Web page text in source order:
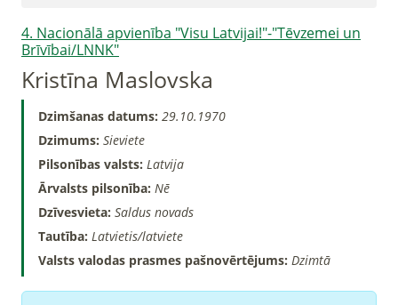
4. Nacionālā apvienība "Visu Latvijai!"-"Tēvzemei un
Brīvībai/LNNK"
Kristīna Maslovska
Dzimšanas datums: 29.10.1970
Dzimums: Sieviete
Pilsonības valsts: Latvija
Ārvalsts pilsonība: Nē
Dzīvesvieta: Saldus novads
Tautība: Latvietis/latviete
Valsts valodas prasmes pašnovērtējums: Dzimtā